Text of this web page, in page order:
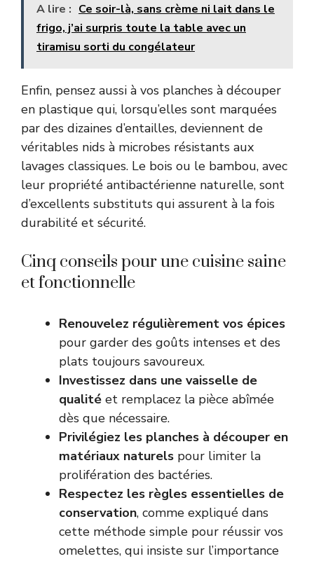
A lire : Ce soir-là, sans crème ni lait dans le
frigo, j’ai surpris toute la table avec un
tiramisu sorti du congélateur
Enfin, pensez aussi à vos planches à découper
en plastique qui, lorsqu’elles sont marquées
par des dizaines d’entailles, deviennent de
véritables nids à microbes résistants aux
lavages classiques. Le bois ou le bambou, avec
leur propriété antibactérienne naturelle, sont
d’excellents substituts qui assurent à la fois
durabilité et sécurité.
Cinq conseils pour une cuisine saine
et fonctionnelle
Renouvelez régulièrement vos épices
pour garder des goûts intenses et des
plats toujours savoureux.
Investissez dans une vaisselle de
qualité et remplacez la pièce abîmée
dès que nécessaire.
Privilégiez les planches à découper en
matériaux naturels pour limiter la
prolifération des bactéries.
Respectez les règles essentielles de
conservation, comme expliqué dans
cette méthode simple pour réussir vos
omelettes, qui insiste sur l’importance